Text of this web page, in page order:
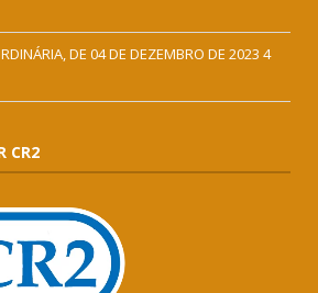
DE 04 DE DEZEMBRO DE 2023 4
CR2